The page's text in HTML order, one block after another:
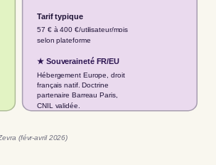
Tarif typique
57 € à 400 €/utilisateur/mois
selon plateforme
★ Souveraineté FR/EU
Hébergement Europe, droit
français natif. Doctrine
partenaire Barreau Paris,
CNIL validée.
(févr-avril 2026)